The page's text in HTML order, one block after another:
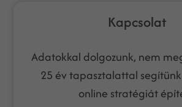
Kapcsolat
Adatokkal dolgozunk, nem
25 év tapasztalattal
online stratégiát